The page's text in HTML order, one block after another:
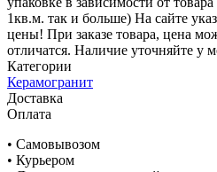
1кв.м. так и больше) На сайте
цены! При заказе товара, цена
отличатся. Наличие уточняйте у
Категории
Керамогранит
Доставка
Оплата
• Самовывозом
• Курьером